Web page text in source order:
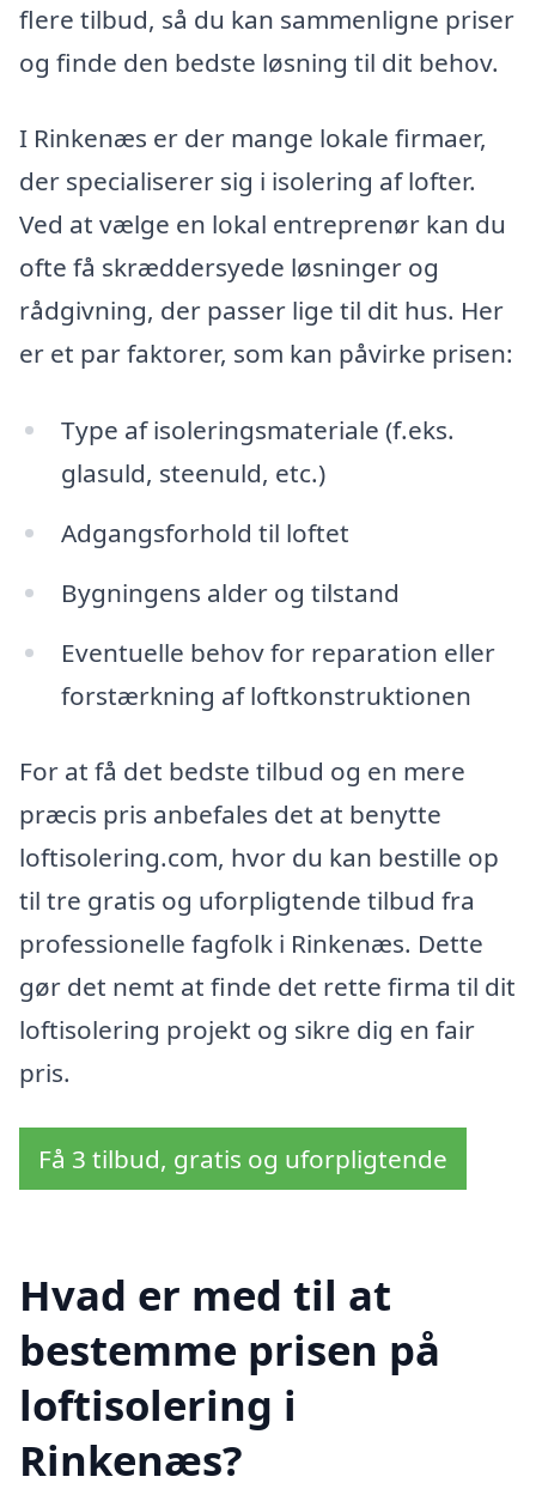
flere tilbud, så du kan sammenligne priser
og finde den bedste løsning til dit behov.
I Rinkenæs er der mange lokale firmaer,
der specialiserer sig i isolering af lofter.
Ved at vælge en lokal entreprenør kan du
ofte få skræddersyede løsninger og
rådgivning, der passer lige til dit hus. Her
er et par faktorer, som kan påvirke prisen:
Type af isoleringsmateriale (f.eks.
glasuld, steenuld, etc.)
Adgangsforhold til loftet
Bygningens alder og tilstand
Eventuelle behov for reparation eller
forstærkning af loftkonstruktionen
For at få det bedste tilbud og en mere
præcis pris anbefales det at benytte
loftisolering.com, hvor du kan bestille op
til tre gratis og uforpligtende tilbud fra
professionelle fagfolk i Rinkenæs. Dette
gør det nemt at finde det rette firma til dit
loftisolering projekt og sikre dig en fair
pris.
Få 3 tilbud, gratis og uforpligtende
Hvad er med til at
bestemme prisen på
loftisolering i
Rinkenæs?